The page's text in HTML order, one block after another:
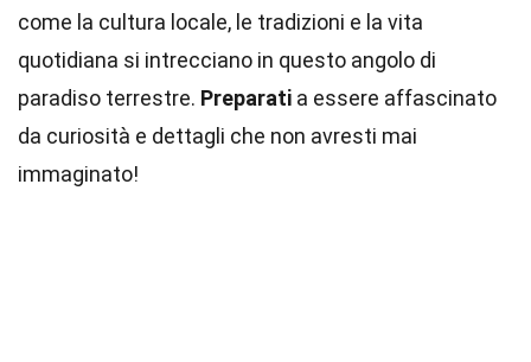
come la cultura locale, le tradizioni e la vita
quotidiana si intrecciano in questo angolo di
paradiso terrestre. Preparati a essere affascinato
da curiosità e dettagli che non avresti mai
immaginato!